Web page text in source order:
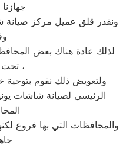
ونقدر قلق عميل مركز صيانة
لذلك عادة هناك بعض
تحت الانشاء ،
ولتعويض ذلك نقوم
الرئيسي لصيانة شاشات
والمحافظات التي بها فروع